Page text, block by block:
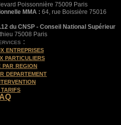
Poissonnière 75009 Paris
MMA : 64, rue Boissière 75016
du CNSP - Conseil National Supérieur
75008 Paris
:
entreprises
particuliers
par region
departement
tarifs